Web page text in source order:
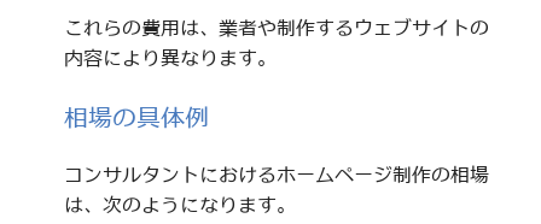
これらの費用は、業者や制作するウェブサイトの
内容により異なります。
相場の具体例
コンサルタントにおけるホームページ制作の相場
は、次のようになります。